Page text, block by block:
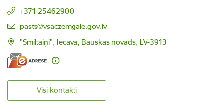
+371 25462900
E-pasts:
pasts@vsaczemgale.gov.lv
"Smiltaiņi", Iecava, Bauskas novads, LV-3913
Visi kontakti